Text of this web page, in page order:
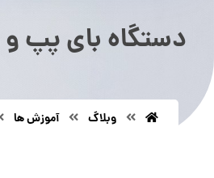
دستگاه بای پپ و
وبلاگ آموزش ها